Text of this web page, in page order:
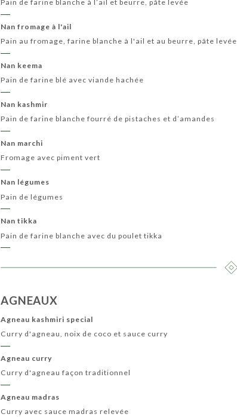
Pain de farine blanche à l’ail et beurre, pâte levée
Nan fromage à l'ail
Pain au fromage, farine blanche à l'ail et au beurre, pâte levée
Nan keema
Pain de farine blé avec viande hachée
Nan kashmir
Pain de farine blanche fourré de pistaches et d’amandes
Nan marchi
Fromage avec piment vert
Nan légumes
Pain de légumes
Nan tikka
Pain de farine blanche avec du poulet tikka
AGNEAUX
Agneau kashmiri special
Curry d'agneau, noix de coco et sauce curry
Agneau curry
Curry d'agneau façon traditionnel
Agneau madras
Curry avec sauce madras relevée